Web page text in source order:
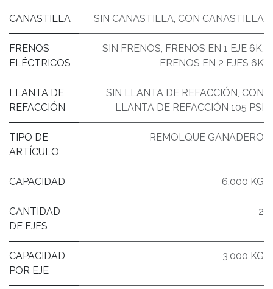
CANASTILLA SIN CANASTILLA, CON CANASTILLA
FRENOS
ELÉCTRICOS
SIN FRENOS, FRENOS EN 1 EJE 6K,
FRENOS EN 2 EJES 6K
LLANTA DE
REFACCIÓN
SIN LLANTA DE REFACCIÓN, CON
LLANTA DE REFACCIÓN 105 PSI
TIPO DE
ARTÍCULO
REMOLQUE GANADERO
CAPACIDAD 6,000 KG
CANTIDAD
DE EJES
2
CAPACIDAD
POR EJE
3,000 KG